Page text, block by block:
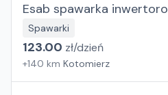
Esab spawarka
Spawarki
123.00 zł/dzień
+140 km Kotomierz